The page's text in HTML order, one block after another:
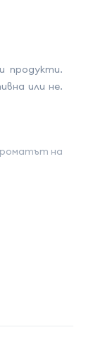
продукти.
или не.
на